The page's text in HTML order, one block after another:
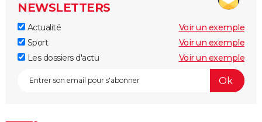
NEWSLETTERS
Actualité
Voir un exemple
Sport
Voir un exemple
Les dossiers d'actu
Voir un exemple